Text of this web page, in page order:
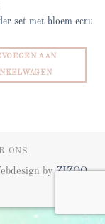
set met bloem ecru
AAN
ONS
byZIZOO